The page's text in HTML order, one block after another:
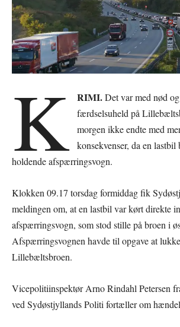
K RIMI.Det var med nød
færdselsuheld på
morgen ikke endte med
konsekvenser, da en lastbil
holdende afspærringsvogn.
Klokken 09.17 torsdag formiddag fik
meldingen om, at en lastbil var kørt direkte
afspærringsvogn, som stod stille på broen i
Afspærringsvognen havde til opgave at
Lillebæltsbroen.
Vicepolitiinspektør Arno Rindahl Petersen
ved Sydøstjyllands Politi fortæller om